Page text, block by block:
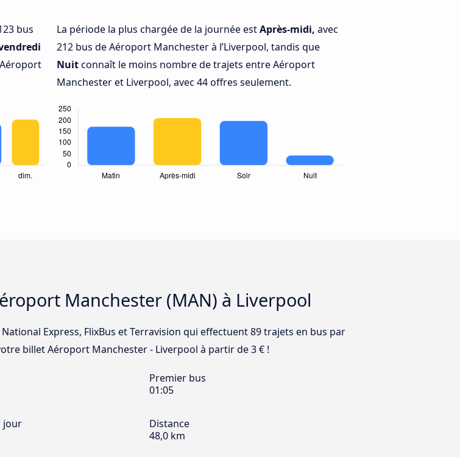
bus
La période la plus chargée de la journée estAprès-midi, avec
212 bus de Aéroport Manchester à l’Liverpool, tandis que
Nuitconnaît le moins nombre de trajets entre Aéroport
Manchester et Liverpool, avec 44 offres seulement.
Manchester (MAN) à Liverpool
Express, FlixBus et Terravision qui effectuent 89 trajets en bus par
billet Aéroport Manchester - Liverpool à partir de 3 € !
Premier bus
01:05
jour
Distance
48,0 km